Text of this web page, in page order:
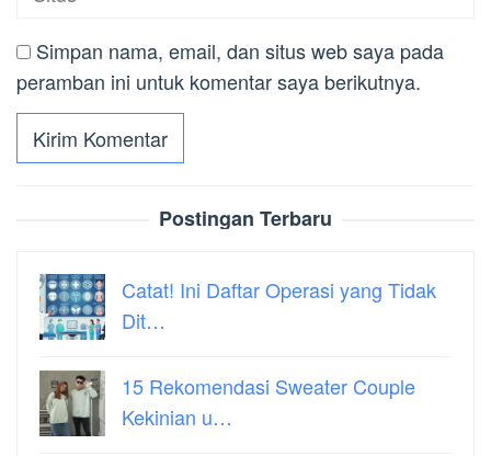
Simpan nama, email, dan situs web saya pada
peramban ini untuk komentar saya berikutnya.
Postingan Terbaru
Catat! Ini Daftar Operasi yang Tidak
Dit…
15 Rekomendasi Sweater Couple
Kekinian u…